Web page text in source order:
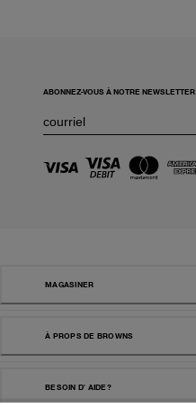
ABONNEZ-VOUS À NOTRE NEWSLETTER
MAGASINER
À PROPS DE BROWNS
BESOIN D' AIDE?